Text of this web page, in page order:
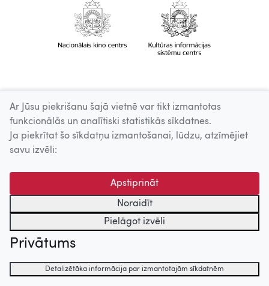
Ar Jūsu piekrišanu šajā vietnē var tikt izmantotas
funkcionālās un analītiski statistikās sīkdatnes.
Ja piekrītat šo sīkdatņu izmantošanai, lūdzu, atzīmējiet
savu izvēli:
Apstiprināt
Noraidīt
Pielāgot izvēli
Privātums
Detalizētāka informācija par izmantotajām sīkdatnēm